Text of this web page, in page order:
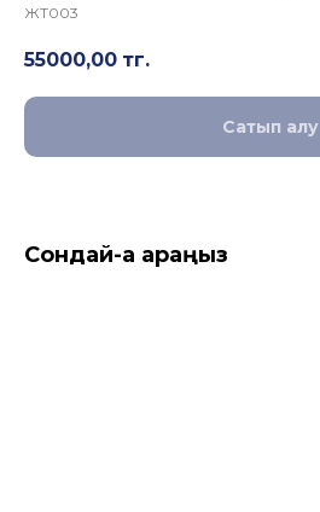
ЖТ003
55000,00 тг.
Сатып алу
Сондай-ақ қараңыз